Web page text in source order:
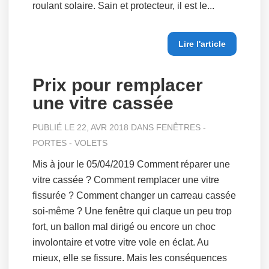
roulant solaire. Sain et protecteur, il est le...
Lire l'article
Prix pour remplacer
une vitre cassée
PUBLIÉ LE 22, AVR 2018 DANS FENÊTRES -
PORTES - VOLETS
Mis à jour le 05/04/2019 Comment réparer une
vitre cassée ? Comment remplacer une vitre
fissurée ? Comment changer un carreau cassée
soi-même ? Une fenêtre qui claque un peu trop
fort, un ballon mal dirigé ou encore un choc
involontaire et votre vitre vole en éclat. Au
mieux, elle se fissure. Mais les conséquences